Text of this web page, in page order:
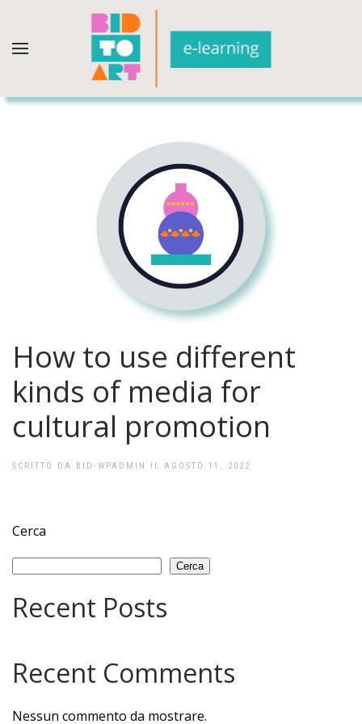
How to use different
kinds of media for
cultural promotion
SCRITTO DA BID-WPADMIN IL AGOSTO 11, 2022 .
Cerca
Cerca
Recent Posts
Recent Comments
Nessun commento da mostrare.